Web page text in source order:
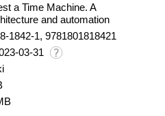
a Time Machine. A
and automation
1842-1, 9781801818421
03-31